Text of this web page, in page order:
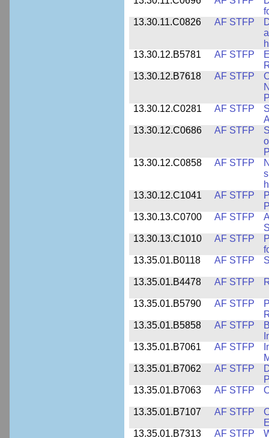
13.30.11.C0826
AF STFP
13.30.12.B5781
AF STFP
13.30.12.B7618
AF STFP
13.30.12.C0281
AF STFP
13.30.12.C0686
AF STFP
13.30.12.C0858
AF STFP
13.30.12.C1041
AF STFP
13.30.13.C0700
AF STFP
13.30.13.C1010
AF STFP
13.35.01.B0118
AF STFP
13.35.01.B4478 AF STFP
13.35.01.B5790 AF STFP
13.35.01.B5858
AF STFP
13.35.01.B7061
AF STFP
13.35.01.B7062
AF STFP
13.35.01.B7063
AF STFP
13.35.01.B7107 AF STFP
13.35.01.B7313
AF STFP